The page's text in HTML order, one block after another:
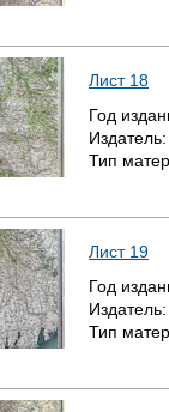
Лист 18
Год
Издатель:
Тип
Лист 19
Год
Издатель:
Тип